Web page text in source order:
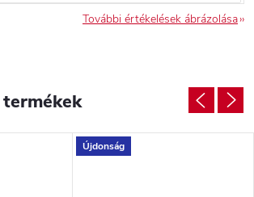
További értékelések ábrázolása
Újdonság